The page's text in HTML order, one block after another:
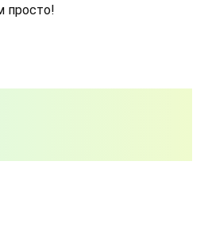
просто!